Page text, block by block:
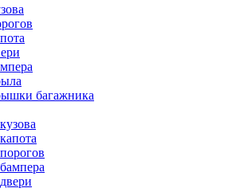
багажника